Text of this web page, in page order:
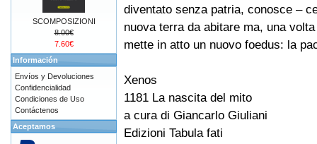
diventato senza patria, conosce –
nuova terra da abitare ma, una
mette in atto un nuovo foedus: la
Xenos
1181 La nascita del mito
a cura di Giancarlo Giuliani
Edizioni Tabula fati
SCOMPOSIZIONI
8.00€
7.60€
Información
Envíos y Devoluciones
Confidencialidad
Condiciones de Uso
Contáctenos
Aceptamos